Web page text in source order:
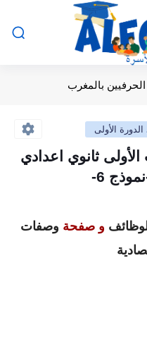
بالمغرب
الأولى
الأولى ثانوي اعدادي
6-
و صفحة وصفات